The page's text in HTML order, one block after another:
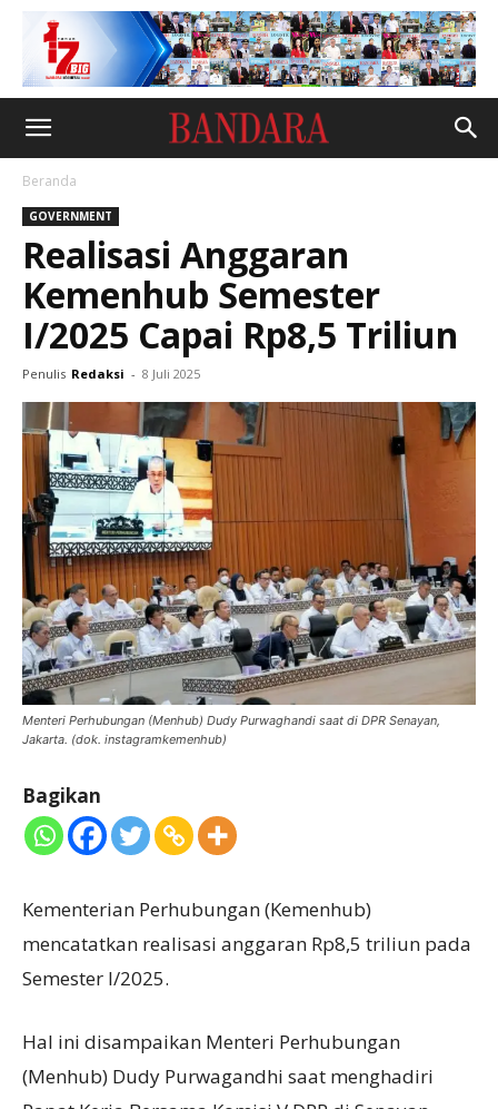
Beranda
GOVERNMENT
Realisasi Anggaran
Kemenhub Semester
I/2025 Capai Rp8,5 Triliun
Penulis Redaksi - 8 Juli 2025
Menteri Perhubungan (Menhub) Dudy Purwaghandi saat di DPR Senayan,
Jakarta. (dok. instagramkemenhub)
Bagikan
Kementerian Perhubungan (Kemenhub)
mencatatkan realisasi anggaran Rp8,5 triliun pada
Semester I/2025.
Hal ini disampaikan Menteri Perhubungan
(Menhub) Dudy Purwagandhi saat menghadiri